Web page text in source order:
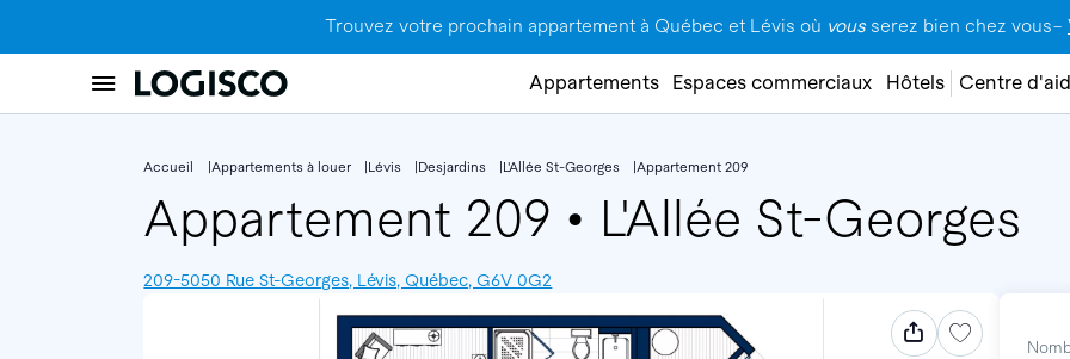
Trouvez votre prochain appartement à Québec et Lévis où vous serez bien chez vous–
Appartements Espaces commerciaux Hôtels Centre
Accueil Appartements à louer Lévis Desjardins L'Allée St-Georges Appartement 209
Appartement 209 • L'Allée St-Georges
209-5050 Rue St-Georges, Lévis, Québec, G6V 0G2